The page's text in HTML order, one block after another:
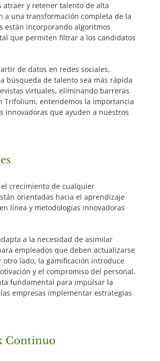
atraer y retener talento de alta
a una transformación completa de la
están incorporando algoritmos
que permiten filtrar a los candidatos
de datos en redes sociales,
búsqueda de talento sea más rápida
virtuales, eliminando barreras
Trifolium, entendemos la importancia
innovadoras que ayuden a nuestros
crecimiento de cualquier
orientadas hacia el aprendizaje
línea y metodologías innovadoras
a la necesidad de asimilar
empleados que deben actualizarse
lado, la gamificación introduce
y el compromiso del personal.
fundamental para impulsar la
empresas implementar estrategias
Continuo